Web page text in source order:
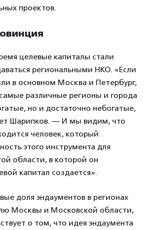
проектов.
целевые капиталы стали
региональными НКО. «Если
в основном Москва и Петербург,
различные регионы и города
но и достаточно небогатые,
Шарипков. — И мы видим, что
человек, который
этого инструмента для
области, в которой он
капитал создается».
доля эндаументов в регионах
Москвы и Московской области,
о том, что идея эндаумента